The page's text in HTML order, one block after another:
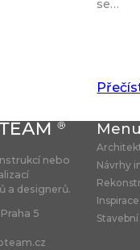
se…
nebo
a designerů.
5
Menu
Návrhy